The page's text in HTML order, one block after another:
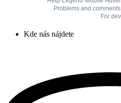
Kde nás nájdete